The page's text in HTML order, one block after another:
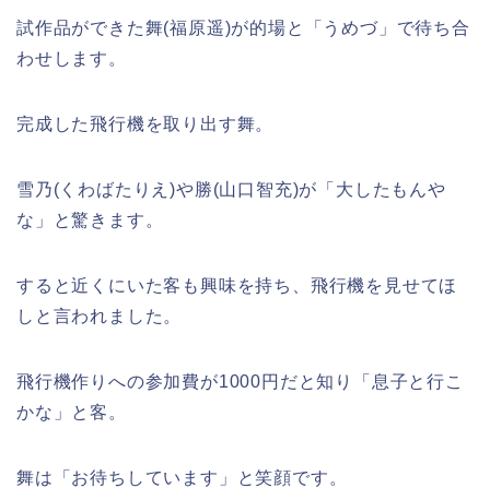
試作品ができた舞(福原遥)が的場と「うめづ」で待ち合
わせします。
完成した飛行機を取り出す舞。
雪乃(くわばたりえ)や勝(山口智充)が「大したもんや
な」と驚きます。
すると近くにいた客も興味を持ち、飛行機を見せてほ
しと言われました。
飛行機作りへの参加費が1000円だと知り「息子と行こ
かな」と客。
舞は「お待ちしています」と笑顔です。